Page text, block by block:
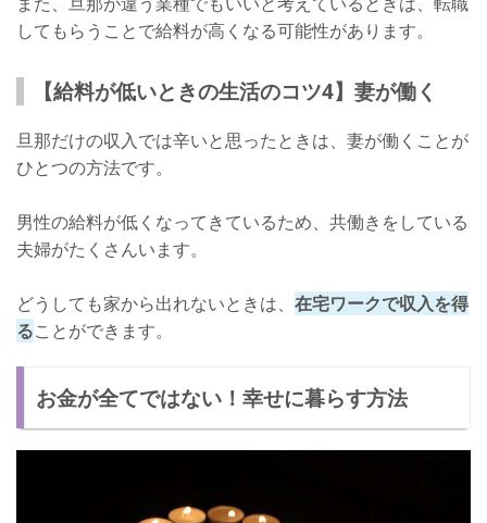
してもらうことで給料が高くなる可能性があります。
【給料が低いときの生活のコツ4】妻が働く
旦那だけの収入では辛いと思ったときは、妻が働くことが
ひとつの方法です。
男性の給料が低くなってきているため、共働きをしている
夫婦がたくさんいます。
どうしても家から出れないときは、 在宅ワークで収入を得
ることができます。
お金が全てではない！幸せに暮らす方法